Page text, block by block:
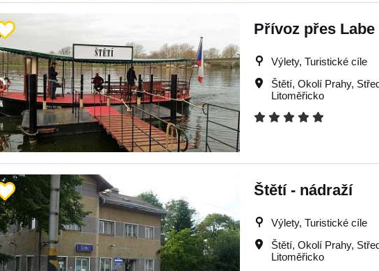
Přívoz přes Labe
Výlety, Turistické cíle
Štětí,Okolí Prahy,
Litoměřicko
Štětí - nádraží
Výlety, Turistické cíle
Štětí,Okolí Prahy,
Litoměřicko